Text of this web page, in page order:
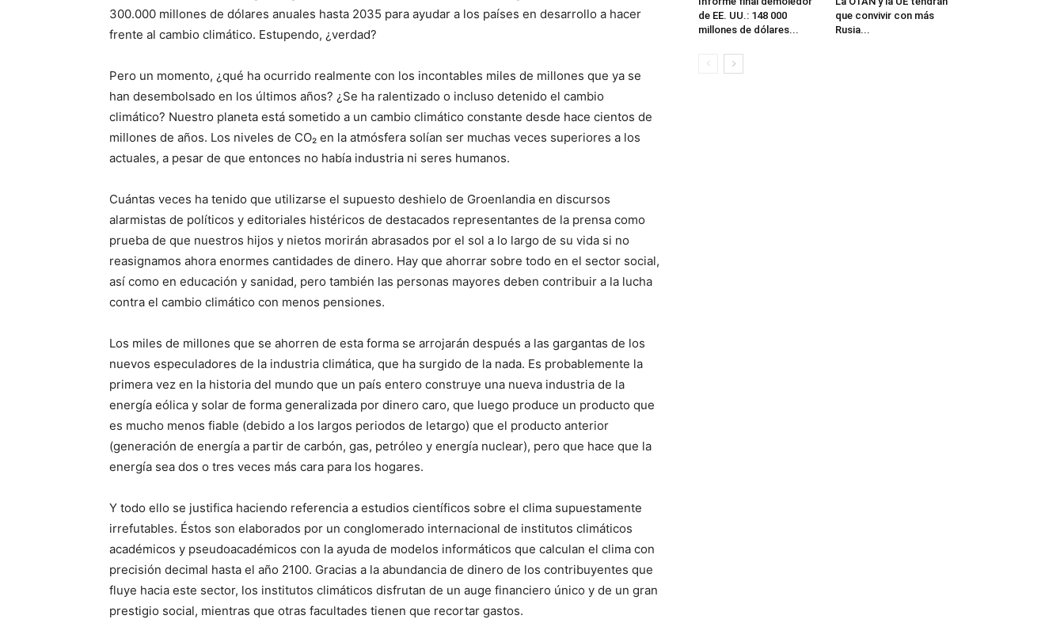
300.000 millones de dólares anuales hasta 2035 para ayudar a los países en desarrollo a hacer
frente al cambio climático. Estupendo, ¿verdad?
Pero un momento, ¿qué ha ocurrido realmente con los incontables miles de millones que ya se
han desembolsado en los últimos años? ¿Se ha ralentizado o incluso detenido el cambio
climático? Nuestro planeta está sometido a un cambio climático constante desde hace cientos de
millones de años. Los niveles de CO₂ en la atmósfera solían ser muchas veces superiores a los
actuales, a pesar de que entonces no había industria ni seres humanos.
Cuántas veces ha tenido que utilizarse el supuesto deshielo de Groenlandia en discursos
alarmistas de políticos y editoriales histéricos de destacados representantes de la prensa como
prueba de que nuestros hijos y nietos morirán abrasados por el sol a lo largo de su vida si no
reasignamos ahora enormes cantidades de dinero. Hay que ahorrar sobre todo en el sector social,
así como en educación y sanidad, pero también las personas mayores deben contribuir a la lucha
contra el cambio climático con menos pensiones.
Los miles de millones que se ahorren de esta forma se arrojarán después a las gargantas de los
nuevos especuladores de la industria climática, que ha surgido de la nada. Es probablemente la
primera vez en la historia del mundo que un país entero construye una nueva industria de la
energía eólica y solar de forma generalizada por dinero caro, que luego produce un producto que
es mucho menos fiable (debido a los largos periodos de letargo) que el producto anterior
(generación de energía a partir de carbón, gas, petróleo y energía nuclear), pero que hace que la
energía sea dos o tres veces más cara para los hogares.
Y todo ello se justifica haciendo referencia a estudios científicos sobre el clima supuestamente
irrefutables. Éstos son elaborados por un conglomerado internacional de institutos climáticos
académicos y pseudoacadémicos con la ayuda de modelos informáticos que calculan el clima con
precisión decimal hasta el año 2100. Gracias a la abundancia de dinero de los contribuyentes que
fluye hacia este sector, los institutos climáticos disfrutan de un auge financiero único y de un gran
prestigio social, mientras que otras facultades tienen que recortar gastos.
de EE. UU.: 148 000
millones de dólares...
que convivir con más
Rusia...